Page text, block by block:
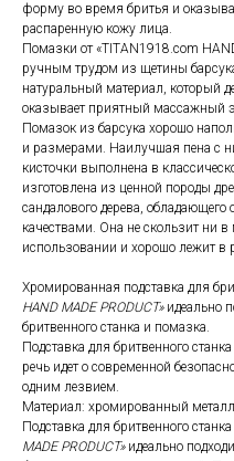
форму во время бритья и
распаренную кожу лица.
Помазки от «TITAN1918.com
ручным трудом из щетины
натуральный материал, который
оказывает приятный массажный
Помазок из барсука хорошо
и размерами. Наилучшая пена с
кисточки выполнена в
изготовлена из ценной породы
сандалового дерева,
качествами. Она не скользит ни
использовании и хорошо лежит в
Хромированная подставка для
HAND MADE PRODUCT» идеально
бритвенного станка и помазка.
Подставка для бритвенного
речь идет о современной
одним лезвием.
Материал: хромированный
Подставка для бритвенного
MADE PRODUCT» идеально